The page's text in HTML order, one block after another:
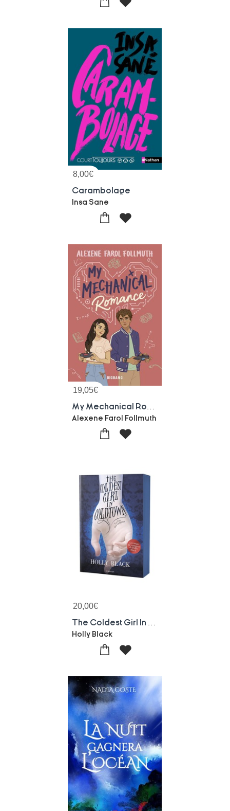
8,00€
Carambolage
Insa Sane
19,05€
Alexene Farol Follmuth
20,00€
Holly Black